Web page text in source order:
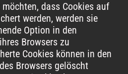
dass Cookies auf
werden, werden sie
Option in den
Browsers zu
Cookies können in den
Browsers gelöscht